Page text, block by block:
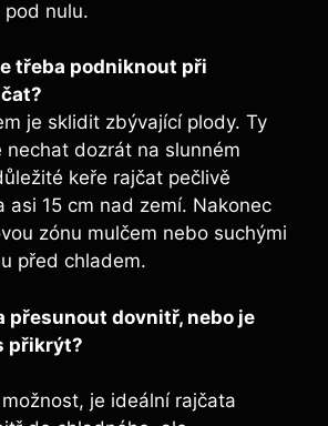
nulu.
třeba podniknout při
je sklidit⁣ zbývající plody. ⁢Ty
nechat dozrát na slunném
keře⁣ rajčat pečlivě
asi 15⁢ cm nad zemí. Nakonec
⁢zónu ⁤mulčem nebo suchými
před chladem.
přesunout dovnitř, nebo je
přikrýt?
je ⁣ideální‌ rajčata​